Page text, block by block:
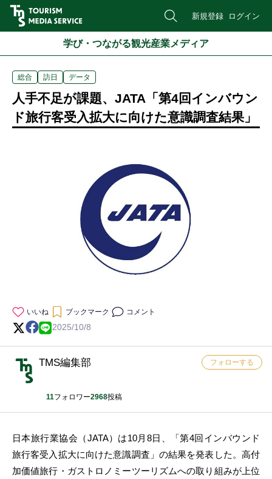
新規登録 ログイン
学び・つながる観光産業メディア
総合 訪日 データ
人手不足が課題、JATA「第4回インバウン
ド旅行客受入拡大に向けた意識調査結果」
いいね ブックマーク コメント
2025/10/8
TMS編集部
11フォロワー2968投稿
フォローする
日本旅行業協会（JATA）は10月8日、「第4回インバウンド
旅行客受入拡大に向けた意識調査」の結果を発表した。高付
加価値旅行・ガストロノミーツーリズムへの取り組みが上位